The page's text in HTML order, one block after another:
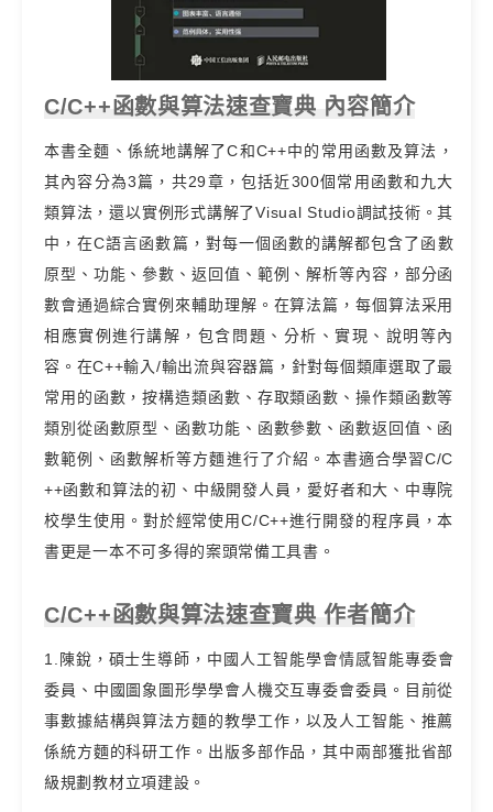
C/C++函數與算法速查寶典 內容簡介
本書全麵、係統地講解了C和C++中的常用函數及算法，
其內容分為3篇，共29章，包括近300個常用函數和九大
類算法，還以實例形式講解了Visual Studio調試技術。其
中，在C語言函數篇，對每一個函數的講解都包含了函數
原型、功能、參數、返回值、範例、解析等內容，部分函
數會通過綜合實例來輔助理解。在算法篇，每個算法采用
相應實例進行講解，包含問題、分析、實現、說明等內
容。在C++輸入/輸出流與容器篇，針對每個類庫選取了最
常用的函數，按構造類函數、存取類函數、操作類函數等
類別從函數原型、函數功能、函數參數、函數返回值、函
數範例、函數解析等方麵進行了介紹。本書適合學習C/C
++函數和算法的初、中級開發人員，愛好者和大、中專院
校學生使用。對於經常使用C/C++進行開發的程序員，本
書更是一本不可多得的案頭常備工具書。
C/C++函數與算法速查寶典 作者簡介
1.陳銳，碩士生導師，中國人工智能學會情感智能專委會
委員、中國圖象圖形學學會人機交互專委會委員。目前從
事數據結構與算法方麵的教學工作，以及人工智能、推薦
係統方麵的科研工作。出版多部作品，其中兩部獲批省部
級規劃教材立項建設。